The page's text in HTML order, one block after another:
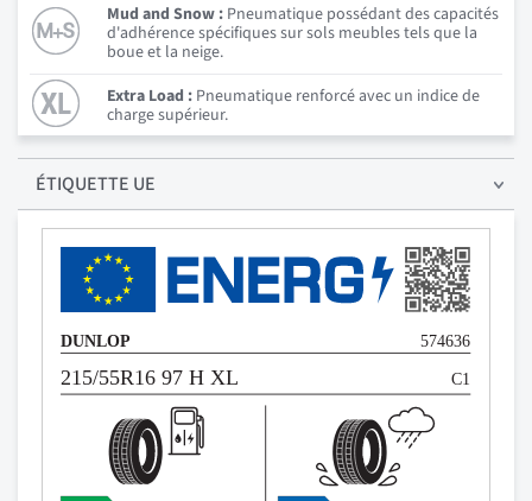
Mud and Snow : Pneumatique possédant des capacités
d'adhérence spécifiques sur sols meubles tels que la
boue et la neige.
Extra Load : Pneumatique renforcé avec un indice de
charge supérieur.
ÉTIQUETTE UE